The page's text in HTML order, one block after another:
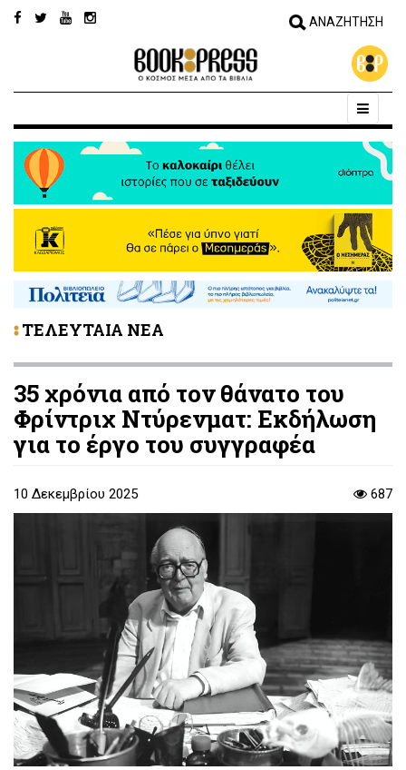
ΤΕΛΕΥΤΑΙΑ ΝΕΑ
35 χρόνια από τον θάνατο του
Φρίντριχ Ντύρενματ: Εκδήλωση
για το έργο του συγγραφέα
10 Δεκεμβρίου 2025 687